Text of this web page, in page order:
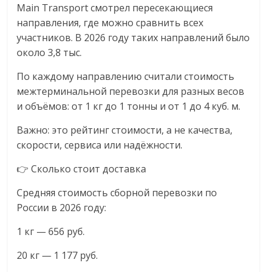
Main Transport смотрел пересекающиеся
направления, где можно сравнить всех
участников. В 2026 году таких направлений было
около 3,8 тыс.
По каждому направлению считали стоимость
межтерминальной перевозки для разных весов
и объёмов: от 1 кг до 1 тонны и от 1 до 4 куб. м.
Важно: это рейтинг стоимости, а не качества,
скорости, сервиса или надёжности.
👉 Сколько стоит доставка
Средняя стоимость сборной перевозки по
России в 2026 году:
1 кг — 656 руб.
20 кг — 1 177 руб.